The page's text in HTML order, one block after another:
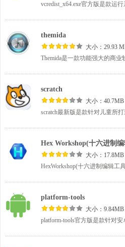
themida
大小：29.93
scratch
大小：40.7MB
Hex Workshop(十六进制
大小：17.8MB
platform-tools
大小：9.84MB